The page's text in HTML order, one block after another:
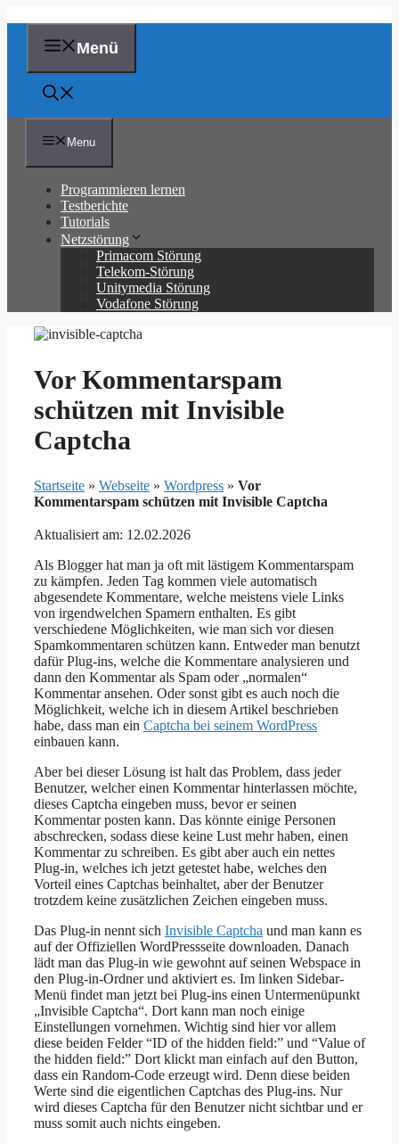
Inhalt
springen
Menü
Menu
Programmieren lernen
Testberichte
Tutorials
Netzstörung
Primacom Störung
Telekom-Störung
Unitymedia Störung
Vodafone Störung
Vor Kommentarspam
schützen mit Invisible
Captcha
Startseite » Webseite » Wordpress » Vor
Kommentarspam schützen mit Invisible Captcha
Aktualisiert am: 12.02.2026
Als Blogger hat man ja oft mit lästigem Kommentarspam
zu kämpfen. Jeden Tag kommen viele automatisch
abgesendete Kommentare, welche meistens viele Links
von irgendwelchen Spamern enthalten. Es gibt
verschiedene Möglichkeiten, wie man sich vor diesen
Spamkommentaren schützen kann. Entweder man benutzt
dafür Plug-ins, welche die Kommentare analysieren und
dann den Kommentar als Spam oder „normalen“
Kommentar ansehen. Oder sonst gibt es auch noch die
Möglichkeit, welche ich in diesem Artikel beschrieben
habe, dass man ein Captcha bei seinem WordPress
einbauen kann.
Aber bei dieser Lösung ist halt das Problem, dass jeder
Benutzer, welcher einen Kommentar hinterlassen möchte,
dieses Captcha eingeben muss, bevor er seinen
Kommentar posten kann. Das könnte einige Personen
abschrecken, sodass diese keine Lust mehr haben, einen
Kommentar zu schreiben. Es gibt aber auch ein nettes
Plug-in, welches ich jetzt getestet habe, welches den
Vorteil eines Captchas beinhaltet, aber der Benutzer
trotzdem keine zusätzlichen Zeichen eingeben muss.
Das Plug-in nennt sich Invisible Captcha und man kann es
auf der Offiziellen WordPressseite downloaden. Danach
lädt man das Plug-in wie gewohnt auf seinen Webspace in
den Plug-in-Ordner und aktiviert es. Im linken Sidebar-
Menü findet man jetzt bei Plug-ins einen Untermenüpunkt
„Invisible Captcha“. Dort kann man noch einige
Einstellungen vornehmen. Wichtig sind hier vor allem
diese beiden Felder “ID of the hidden field:” und “Value of
the hidden field:” Dort klickt man einfach auf den Button,
dass ein Random-Code erzeugt wird. Denn diese beiden
Werte sind die eigentlichen Captchas des Plug-ins. Nur
wird dieses Captcha für den Benutzer nicht sichtbar und er
muss somit auch nichts eingeben.